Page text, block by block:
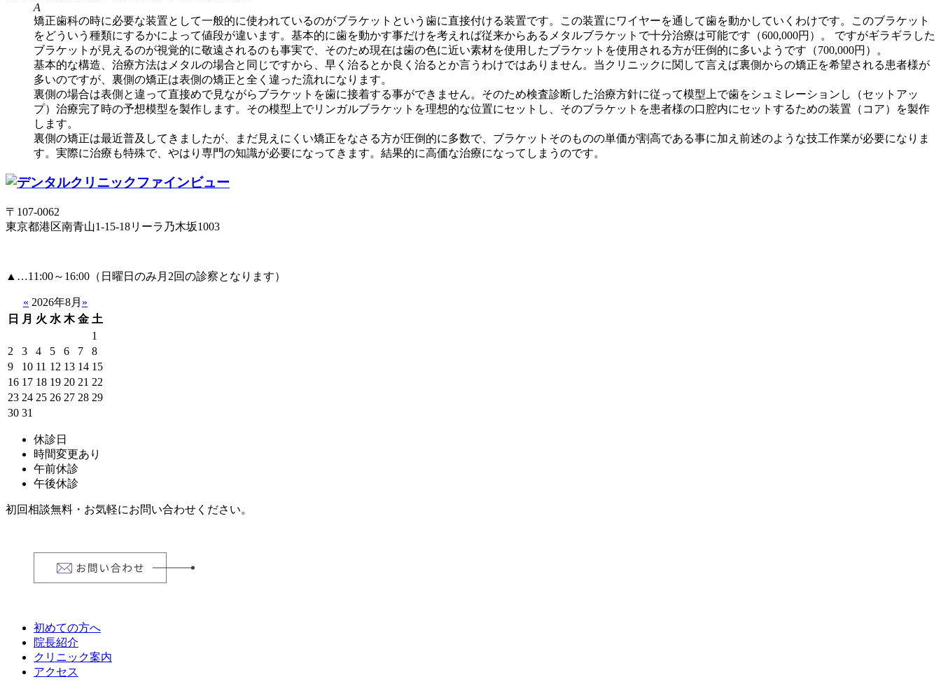
A
矯正歯科の時に必要な装置として一般的に使われているのがブラケットという歯に直接付ける装置です。この装置にワイヤーを通して歯を動かしていくわけです。このブラケット
をどういう種類にするかによって値段が違います。基本的に歯を動かす事だけを考えれば従来からあるメタルブラケットで十分治療は可能です（600,000円）。 ですがギラギラした
ブラケットが見えるのが視覚的に敬遠されるのも事実で、そのため現在は歯の色に近い素材を使用したブラケットを使用される方が圧倒的に多いようです（700,000円）。
基本的な構造、治療方法はメタルの場合と同じですから、早く治るとか良く治るとか言うわけではありません。当クリニックに関して言えば裏側からの矯正を希望される患者様が
多いのですが、裏側の矯正は表側の矯正と全く違った流れになります。
裏側の場合は表側と違って直接めで見ながらブラケットを歯に接着する事ができません。そのため検査診断した治療方針に従って模型上で歯をシュミレーションし（セットアッ
プ）治療完了時の予想模型を製作します。その模型上でリンガルブラケットを理想的な位置にセットし、そのブラケットを患者様の口腔内にセットするための装置（コア）を製作
します。
裏側の矯正は最近普及してきましたが、まだ見えにくい矯正をなさる方が圧倒的に多数で、ブラケットそのものの単価が割高である事に加え前述のような技工作業が必要になりま
す。実際に治療も特殊で、やはり専門の知識が必要になってきます。結果的に高価な治療になってしまうのです。
〒107-0062
東京都港区南青山1-15-18リーラ乃木坂1003
▲ …11:00～16:00（日曜日のみ月2回の診察となります）
« 2026年8月 »
日
月 火 水 木 金 土
1
2
3 4 5 6 7
8
9
10 11 12 13 14 15
16 17 18 19 20 21 22
23 24 25 26 27 28 29
30 31
休診日
時間変更あり
午前休診
午後休診
初回相談無料・お気軽にお問い合わせください。
初めての方へ
院長紹介
クリニック案内
アクセス